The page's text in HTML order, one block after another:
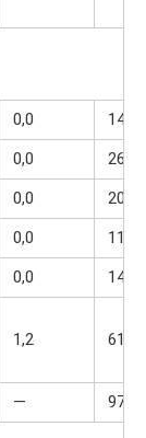
0,0
142
0,0
263
0,0
203
0,0
115
0,0
142
1,2 613
— 97